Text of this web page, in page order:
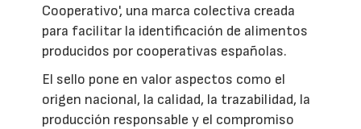
Cooperativo', una marca colectiva creada
para facilitar la identificación de alimentos
producidos por cooperativas españolas.
El sello pone en valor aspectos como el
origen nacional, la calidad, la trazabilidad, la
producción responsable y el compromiso